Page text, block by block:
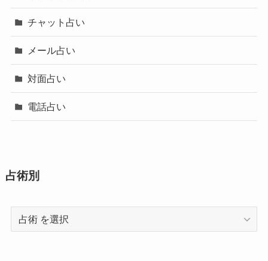
チャット占い
メール占い
対面占い
電話占い
占術別
術